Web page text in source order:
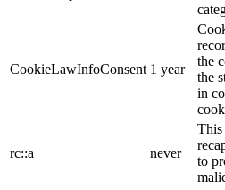
CookieLawInfoConsent 1 year
the
the
in
rc::a never
This
to